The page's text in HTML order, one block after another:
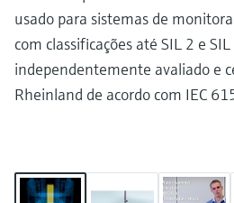
usado para sistemas de
com classificações até SIL 2 e
independentemente avaliado e
Rheinland de acordo com IEC